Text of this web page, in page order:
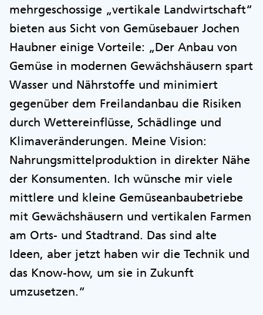
mehrgeschossige „vertikale Landwirtschaft“
bieten aus Sicht von Gemüsebauer Jochen
Haubner einige Vorteile: „Der Anbau von
Gemüse in modernen Gewächshäusern spart
Wasser und Nährstoffe und minimiert
gegenüber dem Freilandanbau die Risiken
durch Wettereinflüsse, Schädlinge und
Klimaveränderungen. Meine Vision:
Nahrungsmittelproduktion in direkter Nähe
der Konsumenten. Ich wünsche mir viele
mittlere und kleine Gemüseanbaubetriebe
mit Gewächshäusern und vertikalen Farmen
am Orts- und Stadtrand. Das sind alte
Ideen, aber jetzt haben wir die Technik und
das Know-how, um sie in Zukunft
umzusetzen.“